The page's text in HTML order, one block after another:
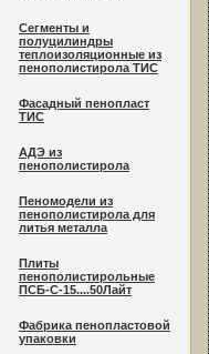
Сегменты и
полуцилиндры
теплоизоляционные из
пенополистирола ТИС
Фасадный пенопласт
ТИС
АДЭ из
пенополистирола
Пеномодели из
пенополистирола для
литья металла
Плиты
пенополистирольные
ПСБ-С-15....50Лайт
Фабрика пенопластовой
упаковки